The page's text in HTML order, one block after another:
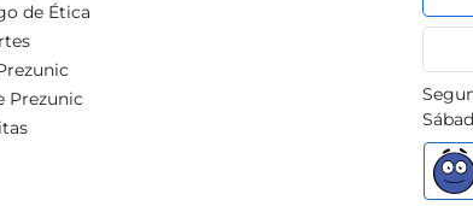
de Ética
Prezunic